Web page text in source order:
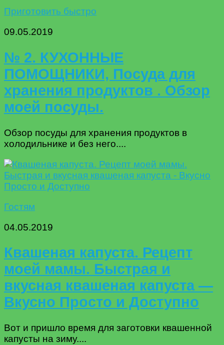
Приготовить быстро
09.05.2019
№ 2. КУХОННЫЕ
ПОМОЩНИКИ, Посуда для
хранения продуктов . Обзор
моей посуды.
Обзор посуды для хранения продуктов в
холодильнике и без него....
Гостям
04.05.2019
Квашеная капуста. Рецепт
моей мамы. Быстрая и
вкусная квашеная капуста —
Вкусно Просто и Доступно
Вот и пришло время для заготовки квашенной
капусты на зиму....